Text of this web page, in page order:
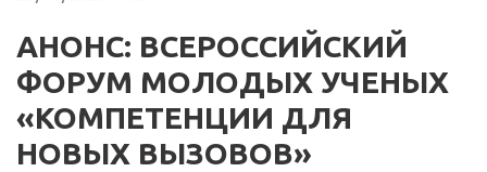
АНОНС: ВСЕРОССИЙСКИЙ
ФОРУМ МОЛОДЫХ УЧЕНЫХ
«КОМПЕТЕНЦИИ ДЛЯ
НОВЫХ ВЫЗОВОВ»